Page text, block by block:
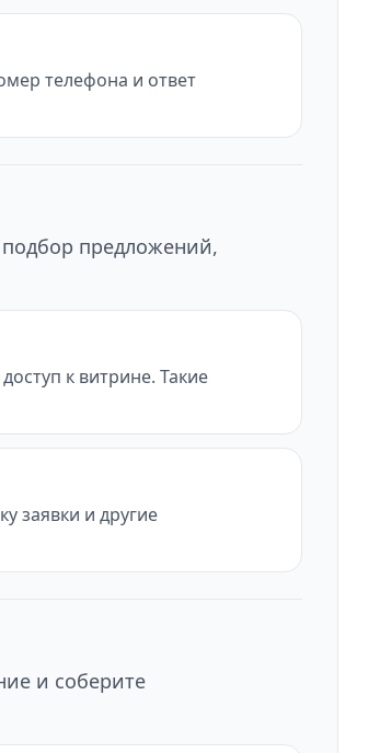
телефона и ответ
предложений,
к витрине. Такие
заявки и другие
и соберите